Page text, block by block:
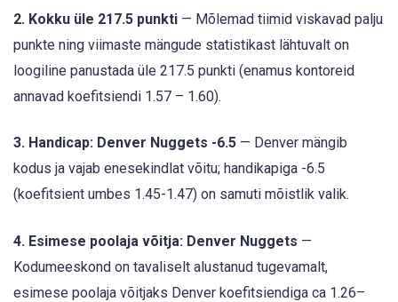
2. Kokku üle 217.5 punkti — Mõlemad tiimid viskavad palju
punkte ning viimaste mängude statistikast lähtuvalt on
loogiline panustada üle 217.5 punkti (enamus kontoreid
annavad koefitsiendi 1.57 – 1.60).
3. Handicap: Denver Nuggets -6.5 — Denver mängib
kodus ja vajab enesekindlat võitu; handikapiga -6.5
(koefitsient umbes 1.45-1.47) on samuti mõistlik valik.
4. Esimese poolaja võitja: Denver Nuggets —
Kodumeeskond on tavaliselt alustanud tugevamalt,
esimese poolaja võitjaks Denver koefitsiendiga ca 1.26–